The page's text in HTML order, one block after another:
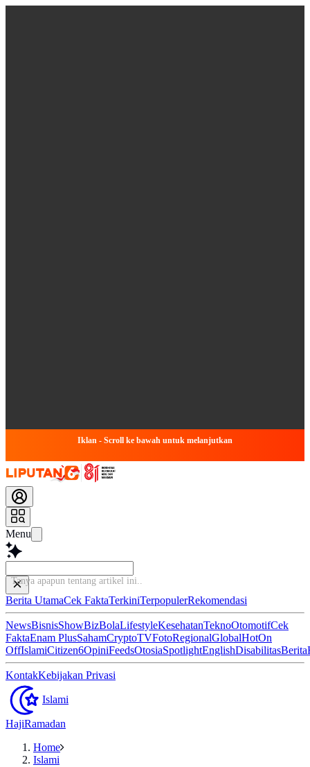
Iklan - Scroll ke bawah untuk melanjutkan
Menu
Tanya apapun tentan
Berita UtamaCek FaktaTerkiniTerpopulerRekomendasi
NewsBisnisShowBizBolaLifestyleKesehatanTeknoOtomotifCek
FaktaEnam PlusSahamCryptoTVFotoRegionalGlobalHotOn
OffIslamiCitizen6OpiniFeedsOtosiaSpotlightEnglishDisabilitasBerita
KontakKebijakan Privasi
Islami
HajiRamadan
Home
Islami